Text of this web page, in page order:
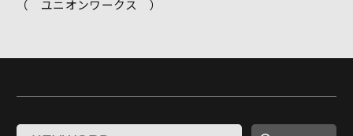
（ ユニオンワークス ）